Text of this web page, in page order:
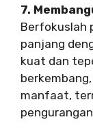
7.
Berfokuslah
panjang
kuat dan
manfaat,